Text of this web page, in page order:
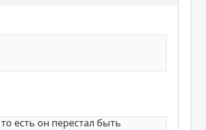
есть он перестал быть